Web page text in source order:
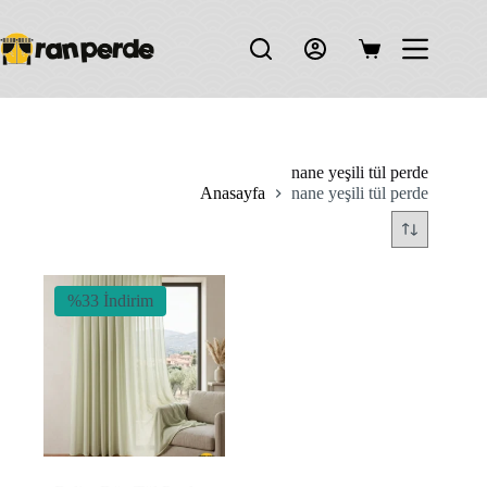
content
Shopping
nane yeşili tül perde
Anasayfa
nane yeşili tül perde
%33 İndirim